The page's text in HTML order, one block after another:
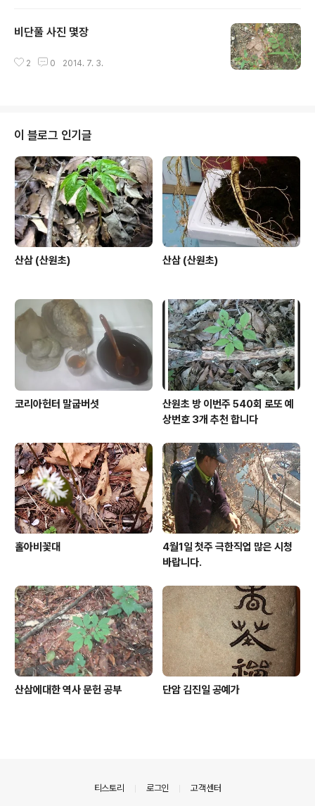
비단풀 사진 몇장
2 0 2014. 7. 3.
이 블로그 인기글
산삼 (산원초) 산삼 (산원초)
코리아헌터 말굽버섯
산원초 방 이번주 540회 로또 예
상번호 3개 추천 합니다
홀아비꽃대
4월1일 첫주 극한직업 많은 시청
바랍니다.
산삼에대한 역사 문헌 공부 단암 김진일 공예가
티스토리 로그인 고객센터